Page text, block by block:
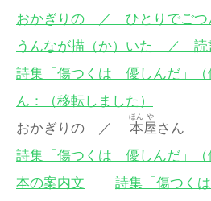
おかぎりの ／ ひとりでごつ
うんなが描（か）いた ／ 読
詩集「傷つくは 優しんだ」
ん：（移転しました）
おかぎりの ／ 本
ほん
屋
や
さん
詩集「傷つくは 優しんだ」（
本の案内文
詩集「傷つく